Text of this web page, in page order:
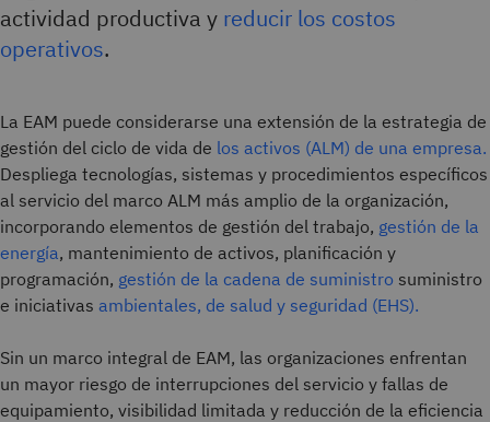
actividad productiva y reducir los costos
operativos.
La EAM puede considerarse una extensión de la estrategia de
gestión del ciclo de vida de los activos (ALM) de una empresa.
Despliega tecnologías, sistemas y procedimientos específicos
al servicio del marco ALM más amplio de la organización,
incorporando elementos de gestión del trabajo, gestión de la
energía, mantenimiento de activos, planificación y
programación, gestión de la cadena de suministro suministro
e iniciativas ambientales, de salud y seguridad (EHS).
Sin un marco integral de EAM, las organizaciones enfrentan
un mayor riesgo de interrupciones del servicio y fallas de
equipamiento, visibilidad limitada y reducción de la eficiencia